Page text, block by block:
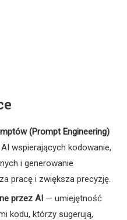
(Prompt Engineering)
wspierających kodowanie,
i generowanie
pracę i zwiększa precyzję.
przez AI — umiejętność
kodu, którzy sugerują,